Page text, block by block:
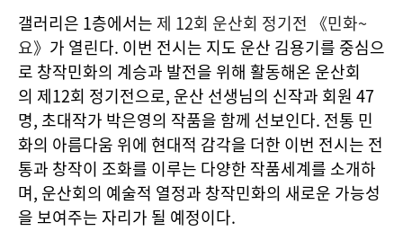
갤러리은 1층에서는 제 12회 운산회 정기전 《민화~
요》 가 열린다. 이번 전시는 지도 운산 김용기를 중심으
로 창작민화의 계승과 발전을 위해 활동해온 운산회
의 제12회 정기전으로, 운산 선생님의 신작과 회원 47
명, 초대작가 박은영의 작품을 함께 선보인다. 전통 민
화의 아름다움 위에 현대적 감각을 더한 이번 전시는 전
통과 창작이 조화를 이루는 다양한 작품세계를 소개하
며, 운산회의 예술적 열정과 창작민화의 새로운 가능성
을 보여주는 자리가 될 예정이다.